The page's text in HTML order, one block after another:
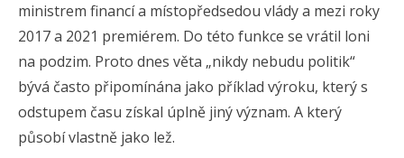
ministrem financí a místopředsedou vlády a mezi roky
2017 a 2021 premiérem. Do této funkce se vrátil loni
na podzim. Proto dnes věta „nikdy nebudu politik“
bývá často připomínána jako příklad výroku, který s
odstupem času získal úplně jiný význam. A který
působí vlastně jako lež.